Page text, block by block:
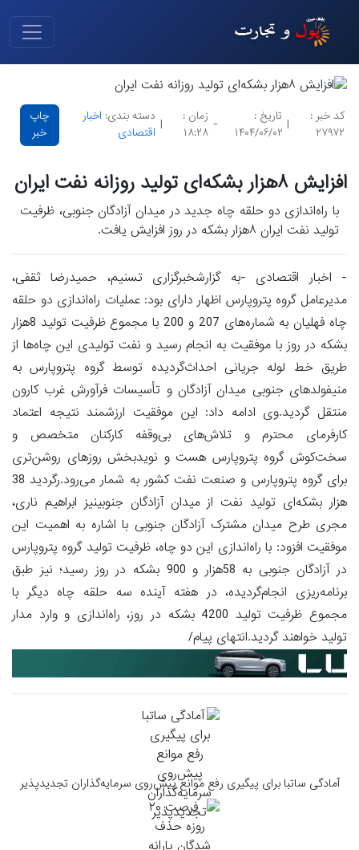
کد خبر :
۲۷۹۷۲
|
تاریخ :
۱۴۰۴/۰۶/۰۲
-
زمان :
۱۸:۲۸
|
دسته بندی: اخبار
اقتصادی
چاپ
خبر
افزایش ۸هزار بشکه‌ای تولید روزانه نفت ایران
با راه‌اندازی دو حلقه چاه جدید در میدان آزادگان جنوبی، ظرفیت
تولید نفت ایران ۸هزار بشکه در روز افزایش یافت.
- اخبار اقتصادی -به گزارشخبرگزاری تسنیم، حمیدرضا ثقفی،
مدیرعامل گروه پتروپارس اظهار دارای بود: عملیات راه‌اندازی دو حلقه
چاه فهلیان به شماره‌های 207 و 200 با مجموع ظرفیت تولید 8هزار
بشکه در روز با موفقیت به انجام رسید و نفت تولیدی این چاه‌ها از
طریق خط لوله جریانی احداث‌گردیده توسط گروه پتروپارس به
منیفولدهای جنوبی میدان آزادگان و تأسیسات فرآورش غرب کارون
منتقل گردید.وی ادامه داد: این موفقیت ارزشمند نتیجه اعتماد
کارفرمای محترم و تلاش‌های بی‌وقفه کارکنان متخصص و
سخت‌کوش گروه پتروپارس هست و نویدبخش روزهای روشن‌تری
برای گروه پتروپارس و صنعت نفت کشور به شمار می‌رود.رگردید 38
هزار بشکه‌ای تولید نفت از میدان آزادگان جنوبینیز ابراهیم ناری،
مجری طرح میدان مشترک آزادگان جنوبی با اشاره به اهمیت این
موفقیت افزود: با راه‌اندازی این دو چاه، ظرفیت تولید گروه پتروپارس
در آزادگان جنوبی به 58هزار و 900 بشکه در روز رسید؛ نیز طبق
برنامه‌ریزی انجام‌گردیده، در هفته آینده سه حلقه چاه دیگر با
مجموع ظرفیت تولید 4200 بشکه در روز، راه‌اندازی و وارد مدار
تولید خواهند گردید.انتهای پیام/
آمادگی ساتبا برای پیگیری رفع موانع پیش‌روی سرمایه‌گذاران تجدیدپذیر